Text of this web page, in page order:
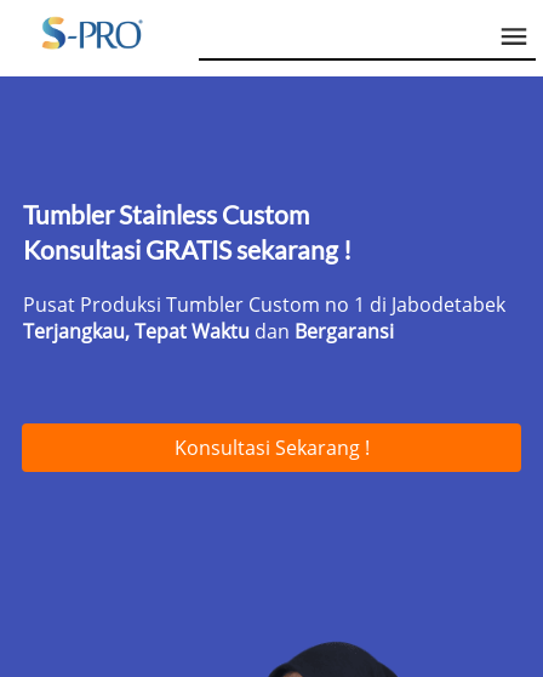
Tumbler Stainless Custom
Konsultasi GRATIS sekarang !
Pusat Produksi Tumbler Custom no 1 di Jabodetabek
Terjangkau, Tepat Waktu dan Bergaransi
`Konsultasi Sekarang !